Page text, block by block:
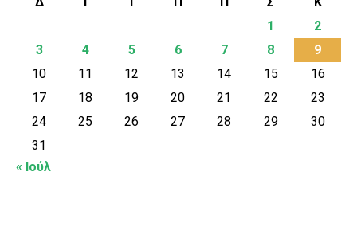
1
2
3
4 5 6 7 8
9
10
11 12 13 14 15
16
17
18 19 20 21 22
23
24
25 26 27 28 29
30
31
« Ιούλ